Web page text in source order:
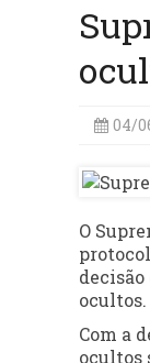
04/
O
Com a
ocultos